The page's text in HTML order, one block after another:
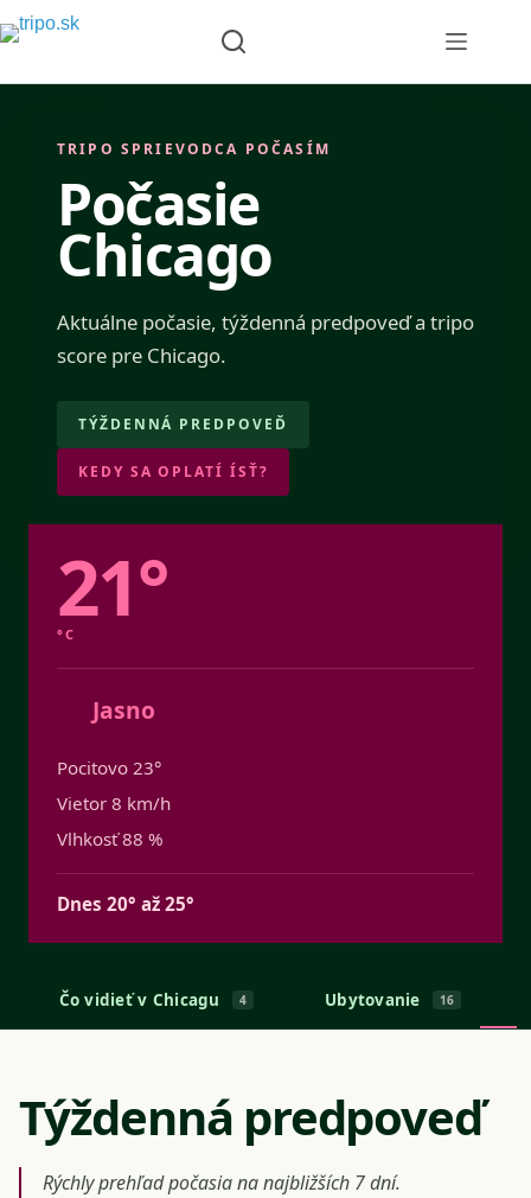
Skip
to
TRIPO SPRIEVODCA POČASÍM
Počasie
Chicago
Aktuálne počasie, týždenná predpoveď a tripo
score pre Chicago.
TÝŽDENNÁ PREDPOVEĎ
KEDY SA OPLATÍ ÍSŤ?
21°
°C
Jasno
Pocitovo 23°
Vietor 8 km/h
Vlhkosť 88 %
Dnes 20° až 25°
Čo vidieť v Chicagu 4 Ubytovanie 16
Týždenná predpoveď
Rýchly prehľad počasia na najbližších 7 dní.